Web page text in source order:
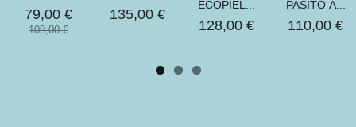
79,00 €
109,00 €
135,00 €
ECOPIEL...
128,00 €
PASITO A...
110,00 €